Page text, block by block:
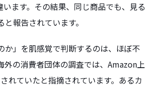
ます。その結果、同じ商品でも、見る
報告されています。
」を肌感覚で判断するのは、ほぼ不
の消費者団体の調査では、Amazon上
れていたと指摘されています。あるカ